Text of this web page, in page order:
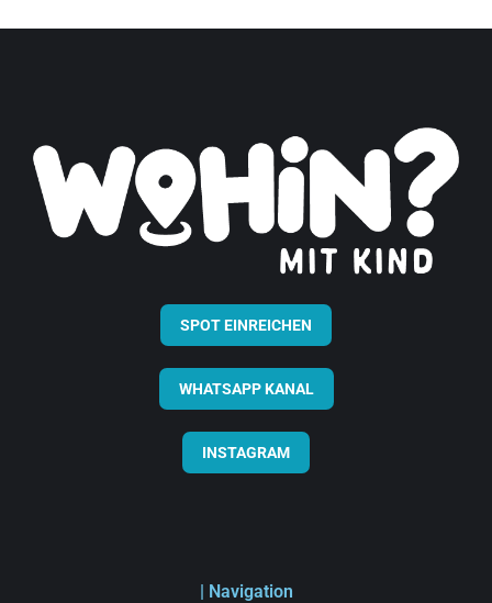
SPOT EINREICHEN
WHATSAPP KANAL
INSTAGRAM
| Navigation